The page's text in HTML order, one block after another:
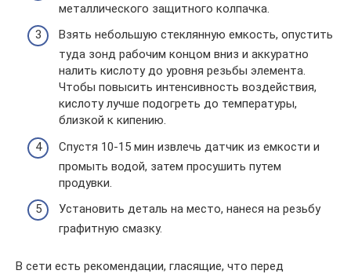
металлического защитного колпачка.
Взять небольшую стеклянную емкость, опустить
туда зонд рабочим концом вниз и аккуратно
налить кислоту до уровня резьбы элемента.
Чтобы повысить интенсивность воздействия,
кислоту лучше подогреть до температуры,
близкой к кипению.
Спустя 10-15 мин извлечь датчик из емкости и
промыть водой, затем просушить путем
продувки.
Установить деталь на место, нанеся на резьбу
графитную смазку.
В сети есть рекомендации, гласящие, что перед